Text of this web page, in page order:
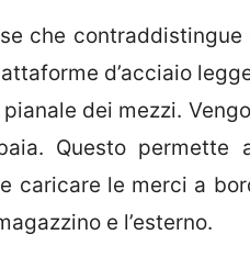
che
d’acciaio
dei mezzi.
Questo permette
e caricare le merci a
e l’esterno.